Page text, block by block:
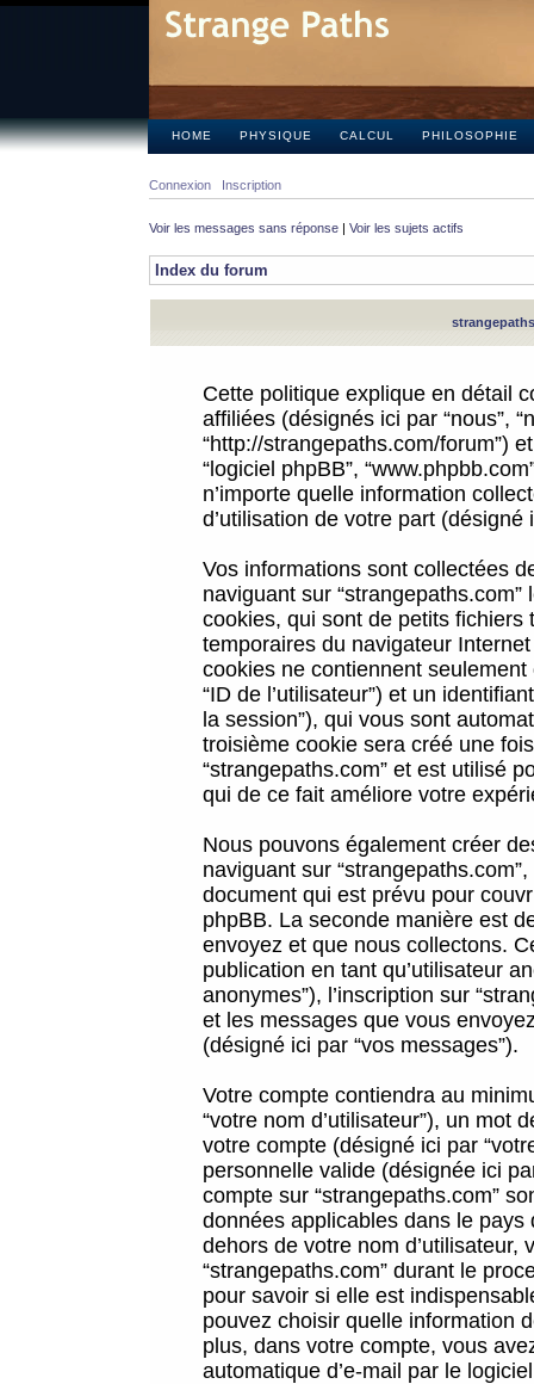
HOME PHYSIQUE CALCUL PHILOSOPHIE
Connexion Inscription
Voir les messages sans réponse | Voir les sujets actifs
Index du forum
Cette politique explique en détail
affiliées (désignés ici par “nous”,
“http://strangepaths.com/forum”)
“logiciel phpBB”,
n’importe quelle information
d’utilisation de votre part (désigné
Vos informations sont collectées
naviguant sur
cookies, qui sont de petits
temporaires du navigateur
cookies ne contiennent
“ID de l’utilisateur”) et un
la session”), qui vous sont
troisième cookie sera créé une
“strangepaths.com” et est utilisé
qui de ce fait améliore votre
Nous pouvons également créer
naviguant sur
document qui est prévu pour
phpBB. La seconde manière est
envoyez et que nous collectons.
publication en tant qu’utilisateur
anonymes”), l’inscription sur
et les messages que vous
(désigné ici par “vos messages”).
Votre compte contiendra au
“votre nom d’utilisateur”), un mot
votre compte (désigné ici par
personnelle valide (désignée ici
compte sur “strangepaths.com”
données applicables dans le
dehors de votre nom
“strangepaths.com” durant le
pour savoir si elle est
pouvez choisir quelle information
plus, dans votre compte, vous
automatique d’e-mail par le